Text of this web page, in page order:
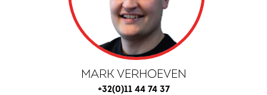
MARK VERHOEVEN
+32(0)11 44 74 37